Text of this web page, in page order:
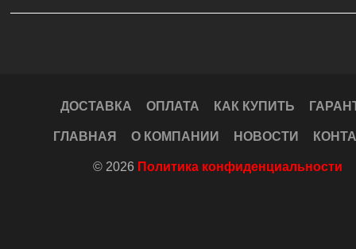
ДОСТАВКА ОПЛАТА КАК КУПИТЬ
ГЛАВНАЯ О КОМПАНИИ НОВОСТИ
© 2026 Политика конфиденциальности